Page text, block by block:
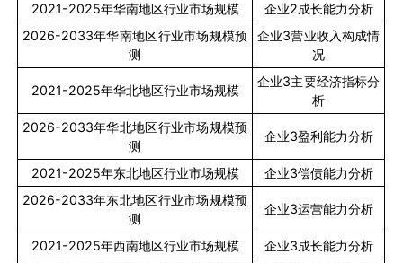
2021-2025年华南地区行业市场规模 企业2成长能力分析
2026-2033年华南地区行业市场规模预
测
企业3营业收入构成情
况
2021-2025年华北地区行业市场规模
企业3主要经济指标分
析
2026-2033年华北地区行业市场规模预
测
企业3盈利能力分析
2021-2025年东北地区行业市场规模 企业3偿债能力分析
2026-2033年东北地区行业市场规模预
测
企业3运营能力分析
2021-2025年西南地区行业市场规模 企业3成长能力分析